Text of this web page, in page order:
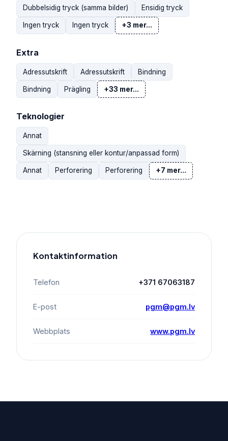
Dubbelsidig tryck (samma bilder) Ensidig tryck
Ingen tryck Ingen tryck +3 mer...
Extra
Adressutskrift Adressutskrift Bindning
Bindning Prägling +33 mer...
Teknologier
Annat
Skärning (stansning eller kontur/anpassad form)
Annat Perforering Perforering +7 mer...
Kontaktinformation
Telefon +371 67063187
E-post pgm@pgm.lv
Webbplats www.pgm.lv